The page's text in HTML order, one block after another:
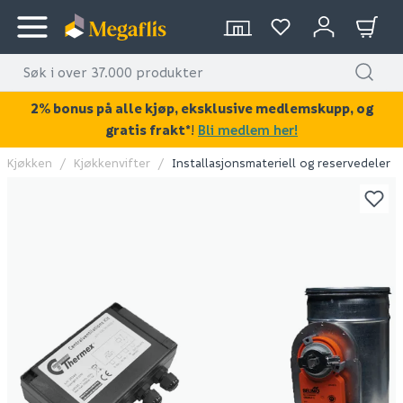
KAN DISSE VÆRE AV INTERESSE?
Kjøkken Kjøkkenvifter Installasjonsmateriell og reservedeler
2% bonus på alle kjøp, eksklusive medlemskupp, og
gratis frakt*! Bli medlem her!